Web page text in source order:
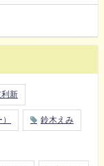
利新
鈴木えみ